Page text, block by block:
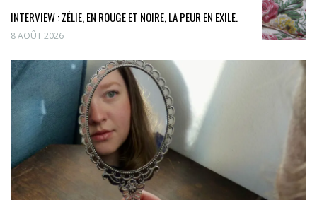
INTERVIEW : ZÉLIE, EN ROUGE ET NOIRE, LA PEUR EN EXILE.
8 AOÛT 2026